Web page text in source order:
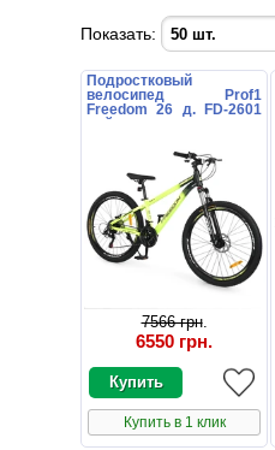
Показать:
Подростковый
велосипед Prof1
Freedom 26 д. FD-2601
лайм
7566 грн.
6550 грн.
Купить в 1 клик